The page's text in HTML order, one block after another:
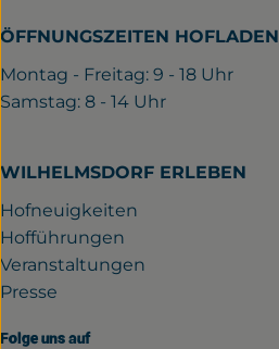
ÖFFNUNGSZEITEN HOFLADEN
Montag - Freitag: 9 - 18 Uhr
Samstag: 8 - 14 Uhr
WILHELMSDORF ERLEBEN
Hofneuigkeiten
Hofführungen
Veranstaltungen
Presse
Folge uns auf